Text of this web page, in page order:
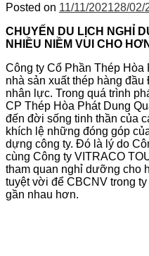
Posted on 11/11/202128/02/
CHUYẾN DU LỊCH NGHỈ
NHIỀU NIỀM VUI CHO
Công ty Cổ Phần Thép Hòa
nhà sản xuất thép hàng
nhân lực. Trong quá trình
CP Thép Hòa Phát Dung
đến đời sống tinh thần của
khích lệ những đóng góp
dựng công ty. Đó là lý do
cùng Công ty VITRACO
tham quan nghỉ dưỡng cho
tuyệt vời để CBCNV trong
gần nhau hơn.